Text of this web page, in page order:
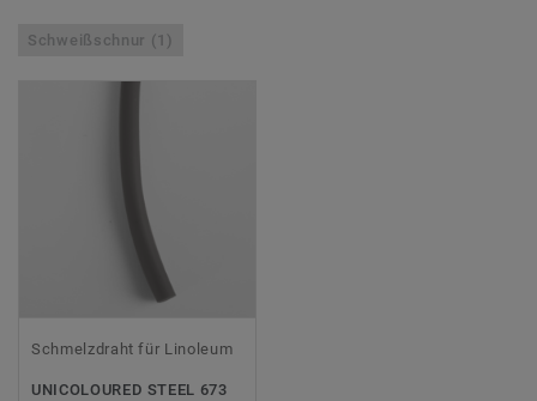
Schweißschnur (1)
Schmelzdraht für Linoleum
UNICOLOURED STEEL 673